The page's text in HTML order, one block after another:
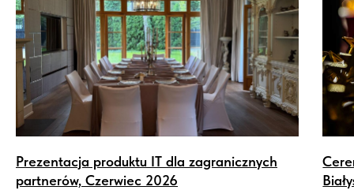
Prezentacja produktu IT dla zagranicznych
partnerów, Czerwiec 2026